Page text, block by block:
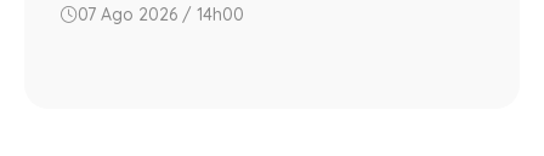
07 Ago 2026 / 14h00